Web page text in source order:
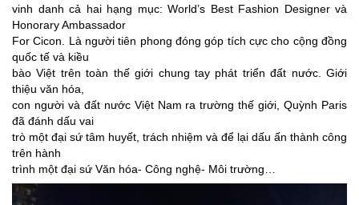
vinh danh cả hai hạng mục: World’s Best Fashion Designer và
Honorary Ambassador
For Cicon. Là người tiên phong đóng góp tích cực cho cộng đồng
quốc tế và kiều
bào Việt trên toàn thế giới chung tay phát triển đất nước. Giới
thiệu văn hóa,
con người và đất nước Việt Nam ra trường thế giới, Quỳnh Paris
đã đánh dấu vai
trò một đại sứ tâm huyết, trách nhiệm và để lại dấu ấn thành công
trên hành
trình một đại sứ Văn hóa- Công nghệ- Môi trường…